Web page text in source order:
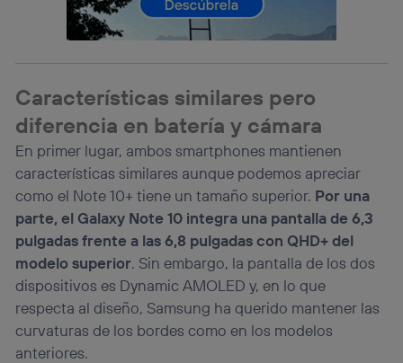
Características similares pero
diferencia en batería y cámara
En primer lugar, ambos smartphones mantienen
características similares aunque podemos apreciar
como el Note 10+ tiene un tamaño superior. Por una
parte, el Galaxy Note 10 integra una pantalla de 6,3
pulgadas frente a las 6,8 pulgadas con QHD+ del
modelo superior. Sin embargo, la pantalla de los dos
dispositivos es Dynamic AMOLED y, en lo que
respecta al diseño, Samsung ha querido mantener las
curvaturas de los bordes como en los modelos
anteriores.
identificador. Típicamente:
Si utilizas una
conexión de banda ancha(p. ej., Wi-Fi),
el marketing o análisis se realizará en función de las
que hayan dado su consentimiento.
Si utilizasdatos móviles
, el marketing será más
personalizado, ya que se basará únicamente en la
navegación del usuario del móvil.
Puedes gestionar los consentimientos Utiq seleccionando
“Administrar Utiq” en la parte inferior de esta página web o
visitando el
portal de privacidad de Utiq
(“consenthub”). Para más información, consulta
la política de privacidad de Utiq.